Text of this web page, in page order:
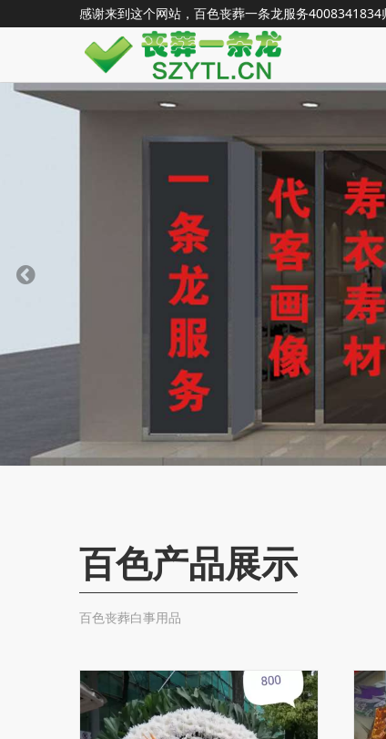
感谢来到这个网站，百色丧葬一条龙服务4008341834
百色产品展示
百色丧葬白事用品